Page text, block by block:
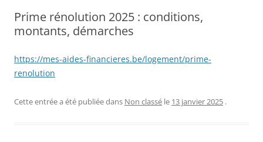
Prime rénolution 2025 : conditions,
montants, démarches
https://mes-aides-financieres.be/logement/prime-
renolution
Cette entrée a été publiée dans Non classé le 13 janvier 2025 .